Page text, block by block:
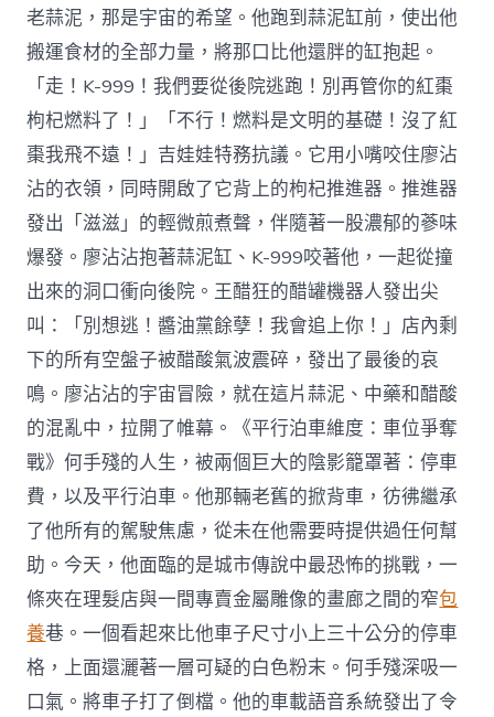
老蒜泥，那是宇宙的希望。他跑到蒜泥缸前，使出他
搬運食材的全部力量，將那口比他還胖的缸抱起。
「走！K-999！我們要從後院逃跑！別再管你的紅棗
枸杞燃料了！」「不行！燃料是文明的基礎！沒了紅
棗我飛不遠！」吉娃娃特務抗議。它用小嘴咬住廖沾
沾的衣領，同時開啟了它背上的枸杞推進器。推進器
發出「滋滋」的輕微煎煮聲，伴隨著一股濃郁的蔘味
爆發。廖沾沾抱著蒜泥缸、K-999咬著他，一起從撞
出來的洞口衝向後院。王醋狂的醋罐機器人發出尖
叫：「別想逃！醬油黨餘孽！我會追上你！」店內剩
下的所有空盤子被醋酸氣波震碎，發出了最後的哀
鳴。廖沾沾的宇宙冒險，就在這片蒜泥、中藥和醋酸
的混亂中，拉開了帷幕。《平行泊車維度：車位爭奪
戰》何手殘的人生，被兩個巨大的陰影籠罩著：停車
費，以及平行泊車。他那輛老舊的掀背車，彷彿繼承
了他所有的駕駛焦慮，從未在他需要時提供過任何幫
助。今天，他面臨的是城市傳說中最恐怖的挑戰，一
條夾在理髮店與一間專賣金屬雕像的畫廊之間的窄包
養巷。一個看起來比他車子尺寸小上三十公分的停車
格，上面還灑著一層可疑的白色粉末。何手殘深吸一
口氣。將車子打了倒檔。他的車載語音系統發出了令